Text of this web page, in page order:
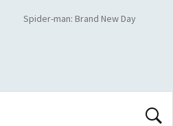
Spider-man: Brand New Day